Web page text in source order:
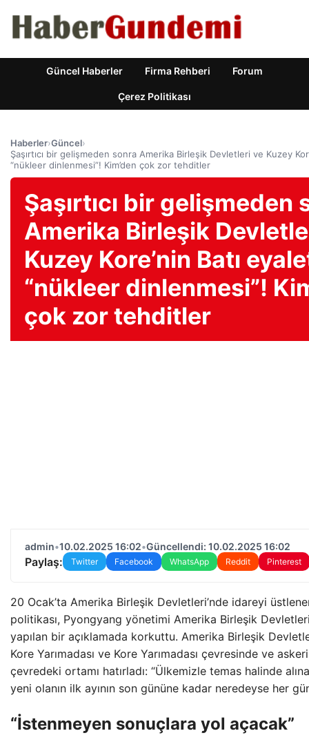
Güncel Haberler Firma Rehberi Forum
Çerez Politikası
Haberler›Güncel›
Şaşırtıcı bir gelişmeden sonra Amerika Birleşik Devletleri ve Kuzey
“nükleer dinlenmesi”! Kim’den çok zor tehditler
Şaşırtıcı bir gelişmeden
Amerika Birleşik
Kuzey Kore’nin Batı
“nükleer dinlenmesi”!
çok zor tehditler
admin•10.02.2025 16:02•Güncellendi: 10.02.2025 16:02
Paylaş: Twitter Facebook WhatsApp Reddit Pinterest
20 Ocak’ta Amerika Birleşik Devletleri’nde idareyi
politikası, Pyongyang yönetimi Amerika Birleşik
yapılan bir açıklamada korkuttu. Amerika Birleşik
Kore Yarımadası ve Kore Yarımadası çevresinde ve
çevredeki ortamı hatırladı: “Ülkemizle temas halinde
yeni olanın ilk ayının son gününe kadar neredeyse her
“İstenmeyen sonuçlara yol açacak”